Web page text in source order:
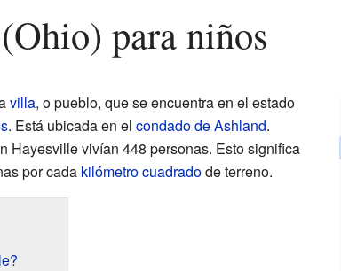
(Ohio) para niños
villa, o pueblo, que se encuentra en el estado
. Está ubicada en el condado de Ashland.
Hayesville vivían 448 personas. Esto significa
por cada kilómetro cuadradode terreno.